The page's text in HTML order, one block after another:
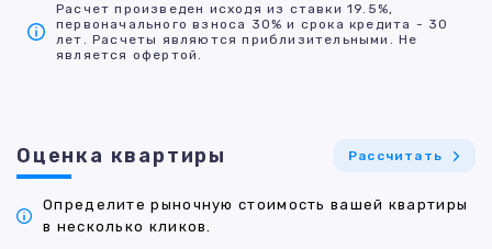
Расчет произведен исходя из ставки 19.5%,
первоначального взноса 30% и срока кредита - 30
лет. Расчеты являются приблизительными. Не
является офертой.
Оценка квартиры Рассчитать
Определите рыночную стоимость вашей квартиры
в несколько кликов.